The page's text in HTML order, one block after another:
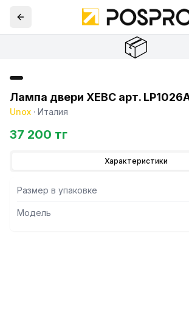
📦
Лампа двери XEBC арт.
Unox · Италия
37 200 тг
Характеристики
Размер в упаковке
Модель